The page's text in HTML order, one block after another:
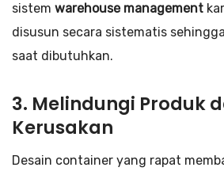
sistem warehouse management
disusun secara sistematis
saat dibutuhkan.
3. Melindungi Produk
Kerusakan
Desain container yang rapat